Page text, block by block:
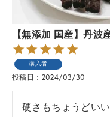
【無添加 国産】丹波
購入者
投稿日 2024/03/30
硬さもちょうどい